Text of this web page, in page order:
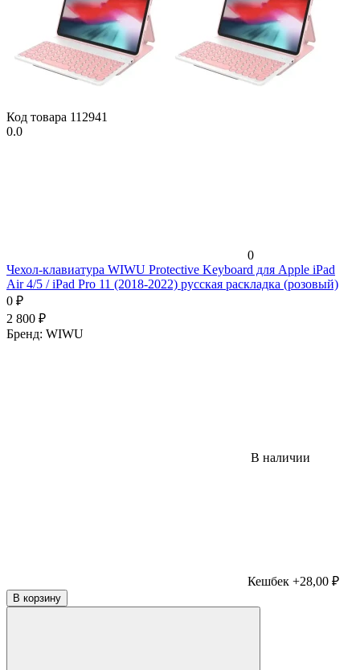
Код товара 112941
0.0
0
Чехол-клавиатура WIWU Protective Keyboard для Apple iPad
Air 4/5 / iPad Pro 11 (2018-2022) русская раскладка (розовый)
0 ₽
2 800 ₽
Бренд: WIWU
В наличии
Кешбек +28,00 ₽
В корзину